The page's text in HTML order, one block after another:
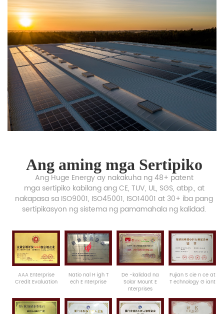
Ang aming mga Sertipiko
Ang Huge Energy ay nakakuha ng 48+ patent
mga sertipiko kabilang ang CE, TUV, UL, SGS, atbp., at
nakapasa sa ISO9001, ISO45001, ISO14001 at 30+ iba pang
sertipikasyon ng sistema ng pamamahala ng kalidad.
AAAEnterprise
Credit Evaluation
NationalH ighT
echEnterprise
De -kalidad na
Solar MountE
nterprises
FujianS cience at
TechnologyGiant